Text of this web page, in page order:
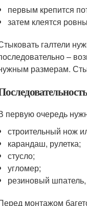
первым крепится
затем клеятся
галтели
–
размерам.
первую очередь
строительный нож
карандаш, рулетка;
стусло;
угломер;
резиновый шпатель,
монтажом